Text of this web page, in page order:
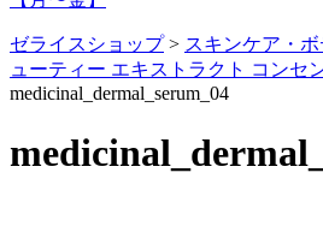
ゼライスショップ> スキンケア・
ューティー エキストラクト コンセ
medicinal_dermal_serum_04